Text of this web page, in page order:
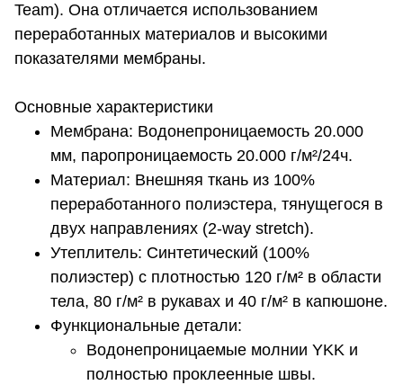
Team). Она отличается использованием
переработанных материалов и высокими
показателями мембраны.
Основные характеристики
Мембрана: Водонепроницаемость 20.000
мм, паропроницаемость 20.000 г/м²/24ч.
Материал: Внешняя ткань из 100%
переработанного полиэстера, тянущегося в
двух направлениях (2-way stretch).
Утеплитель: Синтетический (100%
полиэстер) с плотностью 120 г/м² в области
тела, 80 г/м² в рукавах и 40 г/м² в капюшоне.
Функциональные детали:
Водонепроницаемые молнии YKK и
полностью проклеенные швы.